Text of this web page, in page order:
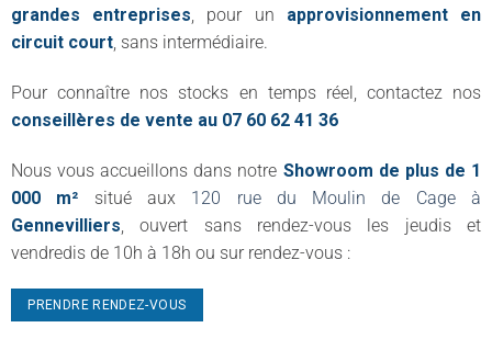
grandes entreprises, pour un approvisionnement en
circuit court, sans intermédiaire.
Pour connaître nos stocks en temps réel, contactez nos
conseillères de vente au 07 60 62 41 36
Nous vous accueillons dans notre Showroom de plus de 1
000 m² situé aux 120 rue du Moulin de Cage à
Gennevilliers , ouvert sans rendez-vous les jeudis et
vendredis de 10h à 18h ou sur rendez-vous :
PRENDRE RENDEZ-VOUS